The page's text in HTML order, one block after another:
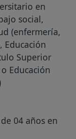
en
social,
(enfermería,
Educación
Superior
Educación
04 años en